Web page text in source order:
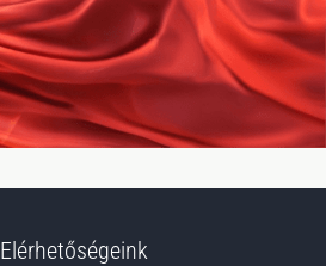
Elérhetőségeink